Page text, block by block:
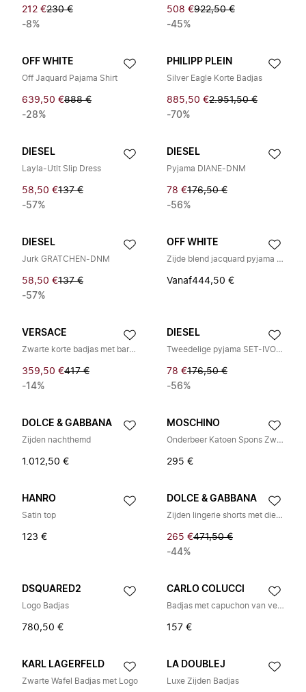
212 €230 €
-8%
508 €922,50 €
-45%
OFF WHITE
Off Jaquard Pajama Shirt
639,50 €888 €
-28%
PHILIPP PLEIN
Silver Eagle Korte Badjas
885,50 €2.951,50 €
-70%
DIESEL
Layla-Utlt Slip Dress
58,50 €137 €
-57%
DIESEL
Pyjama DIANE-DNM
78 €176,50 €
-56%
DIESEL
Jurk GRATCHEN-DNM
58,50 €137 €
-57%
OFF WHITE
Zijde blend jacquard pyjama shirt
Vanaf444,50 €
VERSACE
Zwarte korte badjas met barokdesign
359,50 €417 €
-14%
DIESEL
Tweedelige pyjama SET-IVONE-DNM
78 €176,50 €
-56%
DOLCE & GABBANA
Zijden nachthemd
1.012,50 €
MOSCHINO
Onderbeer Katoen Spons Zwart Logo
295 €
HANRO
Satin top
123 €
DOLCE & GABBANA
Zijden lingerie shorts met dierenmotief
265 €471,50 €
-44%
DSQUARED2
Logo Badjas
780,50 €
CARLO COLUCCI
Badjas met capuchon van velours badstof
157 €
KARL LAGERFELD
Zwarte Wafel Badjas met Logo
LA DOUBLEJ
Luxe Zijden Badjas